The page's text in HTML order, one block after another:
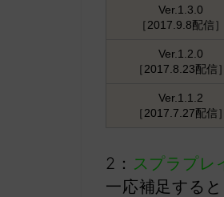
Ver.1.3.0
［2017.9.8配信］
Ver.1.2.0
［2017.8.23配信］
Ver.1.1.2
［2017.7.27配信］
2： スプラプレ
一応補足する